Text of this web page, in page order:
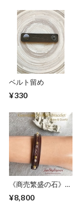
ベルト留め
¥330
《商売繁盛の石》シ
¥8,800